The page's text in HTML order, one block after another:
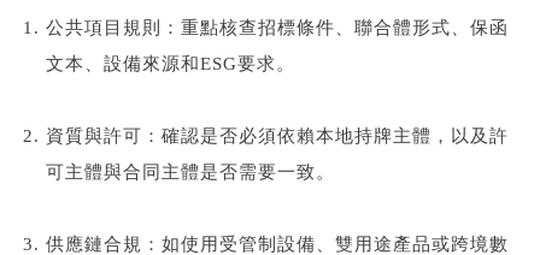
公共項目規則：重點核查招標條件、聯合體形式、保函
文本、設備來源和ESG要求。
資質與許可：確認是否必須依賴本地持牌主體，以及許
可主體與合同主體是否需要一致。
供應鏈合規：如使用受管制設備、雙用途產品或跨境數